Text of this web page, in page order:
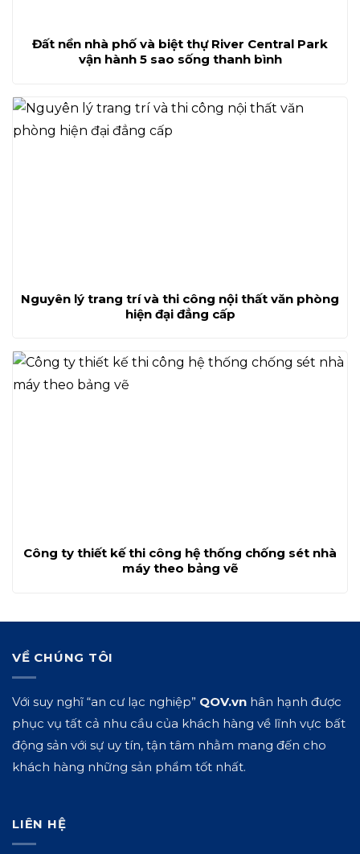
Đất nền nhà phố và biệt thự River Central Park
vận hành 5 sao sống thanh bình
Nguyên lý trang trí và thi công nội thất văn phòng
hiện đại đẳng cấp
Công ty thiết kế thi công hệ thống chống sét nhà
máy theo bảng vẽ
VỀ CHÚNG TÔI
Với suy nghĩ “an cư lạc nghiệp” QOV.vn hân hạnh được
phục vụ tất cả nhu cầu của khách hàng về lĩnh vực bất
động sản với sự uy tín, tận tâm nhằm mang đến cho
khách hàng những sản phẩm tốt nhất.
LIÊN HỆ